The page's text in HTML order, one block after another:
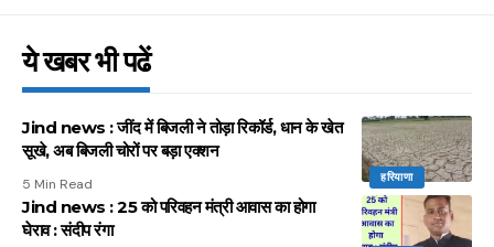
ये खबर भी पढें
हरियाणा
Jind news : जींद में बिजली ने तोड़ा रिकॉर्ड, धान के खेत
सूखे, अब बिजली चोरों पर बड़ा एक्शन
5 Min Read
Jind news : 25 को परिवहन मंत्री आवास का होगा
घेराव : संदीप रंगा